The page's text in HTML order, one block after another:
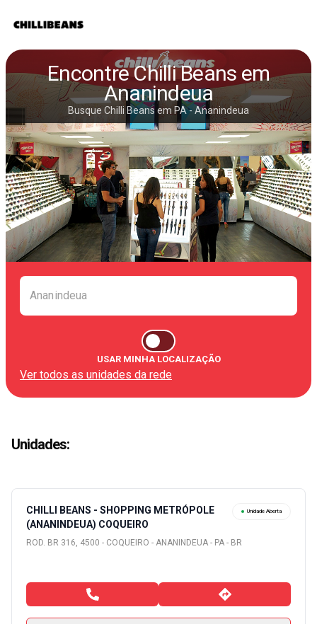
Encontre Chilli Beans em
Ananindeua
Busque Chilli Beans em PA - Ananindeua
USAR MINHA LOCALIZAÇÃO
Ver todos as unidades da rede
Unidades:
CHILLI BEANS - SHOPPING METRÓPOLE
(ANANINDEUA) COQUEIRO
Unidade Aberta
ROD. BR 316, 4500 - COQUEIRO - ANANINDEUA - PA - BR